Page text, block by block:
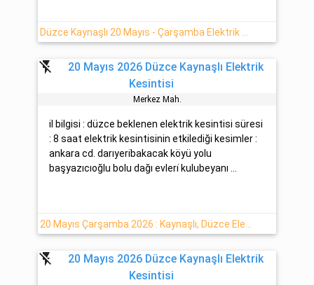
flash_off
20 Mayıs 2026 Düzce Kaynaşlı Elektrik
Kesintisi
Merkez Mah.
il bilgisi : düzce beklenen elektrik kesintisi süresi
: 8 saat elektrik kesintisinin etkilediği kesimler :
ankara cd. darıyeri̇bakacak köyü yolu
başyazıcıoğlu bolu dağı evleri̇ kulubeyanı ...
flash_off
20 Mayıs 2026 Düzce Kaynaşlı Elektrik
Kesintisi